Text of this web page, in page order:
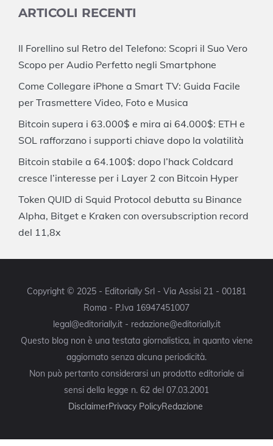
ARTICOLI RECENTI
Il Forellino sul Retro del Telefono: Scopri il Suo Vero
Scopo per Audio Perfetto negli Smartphone
Come Collegare iPhone a Smart TV: Guida Facile
per Trasmettere Video, Foto e Musica
Bitcoin supera i 63.000$ e mira ai 64.000$: ETH e
SOL rafforzano i supporti chiave dopo la volatilità
Bitcoin stabile a 64.100$: dopo l’hack Coldcard
cresce l’interesse per i Layer 2 con Bitcoin Hyper
Token QUID di Squid Protocol debutta su Binance
Alpha, Bitget e Kraken con oversubscription record
del 11,8x
Copyright © 2025 - Editorially Srl - Via Assisi 21 - 00181
Roma - P.Iva 16947451007
legal@editorially.it - redazione@editorially.it
Questo blog non è una testata giornalistica, in quanto viene
aggiornato senza alcuna periodicità.
Non può pertanto considerarsi un prodotto editoriale ai
sensi della legge n. 62 del 07.03.2001
DisclaimerPrivacy PolicyRedazione